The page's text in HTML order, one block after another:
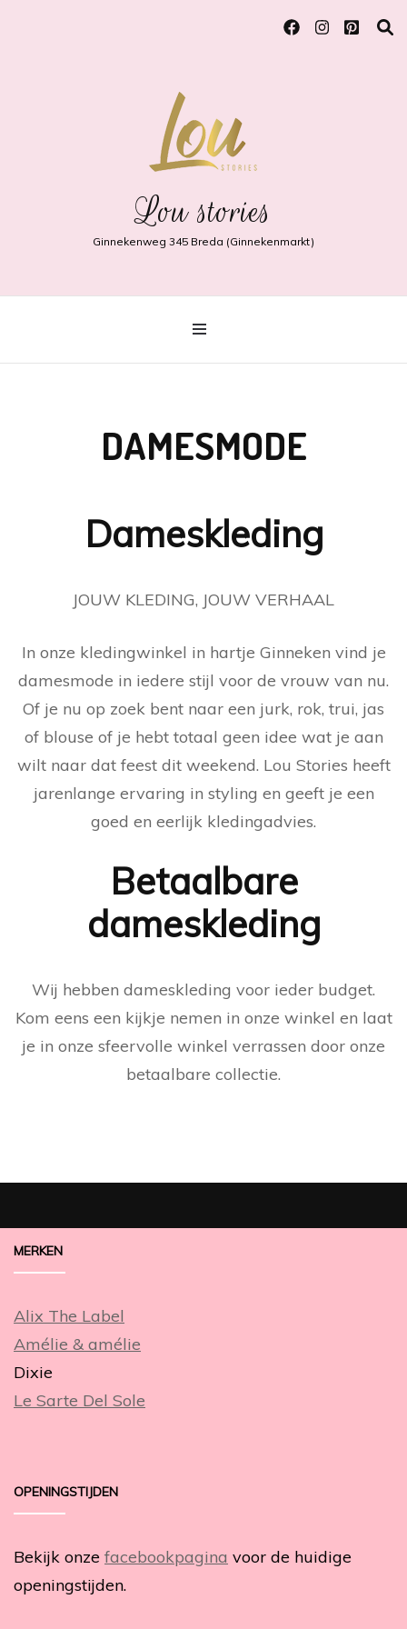
Lou stories
Ginnekenweg 345 Breda (Ginnekenmarkt)
DAMESMODE
Dameskleding
JOUW KLEDING, JOUW VERHAAL
In onze kledingwinkel in hartje Ginneken vind je
damesmode in iedere stijl voor de vrouw van nu.
Of je nu op zoek bent naar een jurk, rok, trui, jas
of blouse of je hebt totaal geen idee wat je aan
wilt naar dat feest dit weekend. Lou Stories heeft
jarenlange ervaring in styling en geeft je een
goed en eerlijk kledingadvies.
Betaalbare
dameskleding
Wij hebben dameskleding voor ieder budget.
Kom eens een kijkje nemen in onze winkel en laat
je in onze sfeervolle winkel verrassen door onze
betaalbare collectie.
MERKEN
Alix The Label
Amélie & amélie
Dixie
Le Sarte Del Sole
OPENINGSTIJDEN
Bekijk onze facebookpagina voor de huidige
openingstijden.